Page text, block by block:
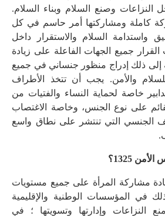
وصنع السلام وبناء السلام.
كاملة ومشاركتها أمر حاسم في كل
واستدامة السلام والاستقرار داخل
جميع الجهات الفاعلة على زيادة
إلى ذلك إدراج منظور جنساني في جميع
والأمن. يجب أن تتخذ الأطراف
خاصة لحماية النساء والفتيات من
على نوع الجنس، وخاصة الاغتصاب
الجنسي التي تنتشر على نطاق واسع
1325؟
مشاركة المرأة على جميع مستويات
في المؤسسات الوطنية والإقليمية
النزاعات وإدارتها وتسويتها ؛ في